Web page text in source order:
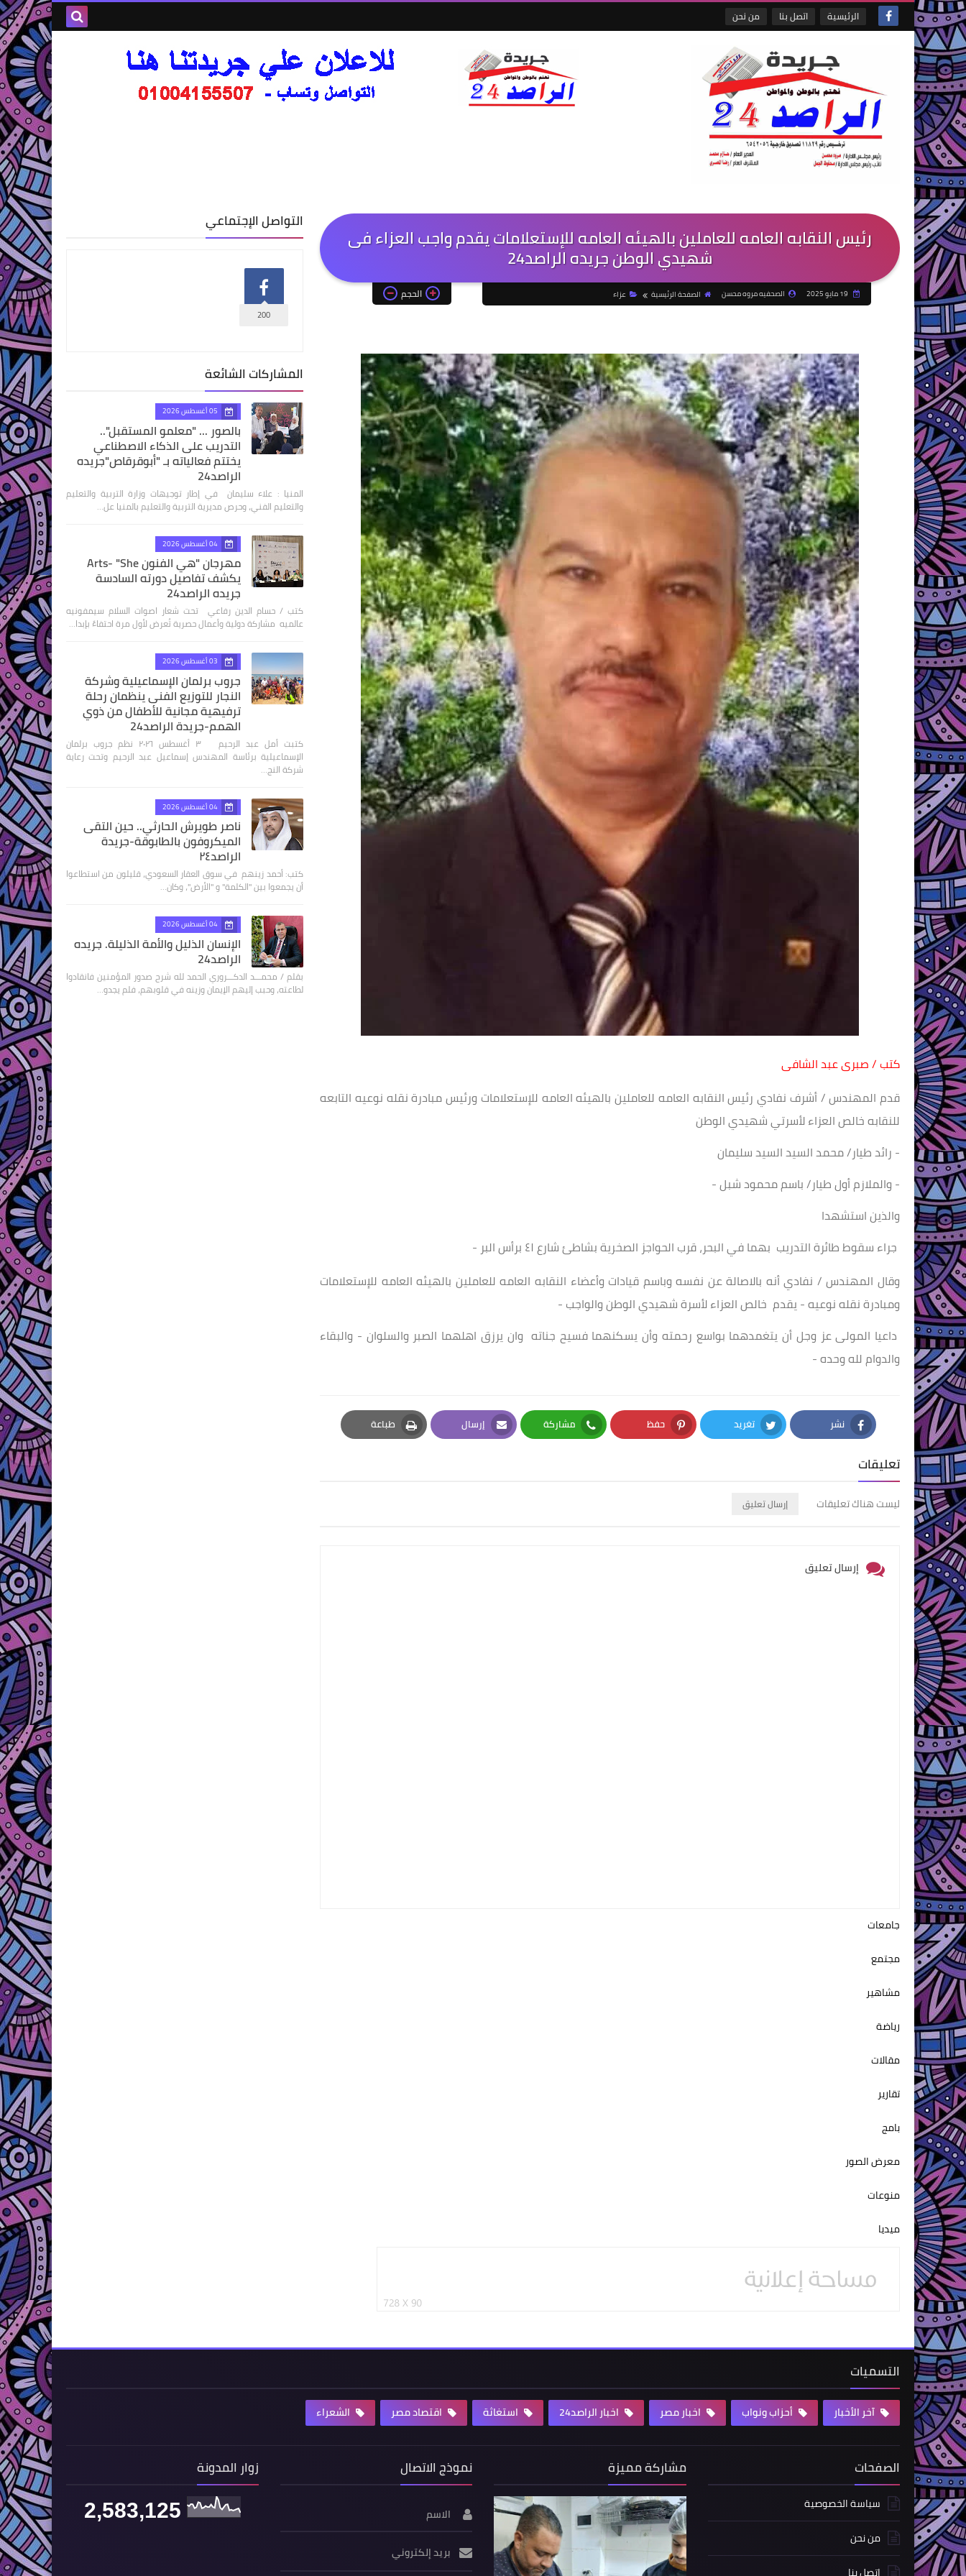
الرئيسية اتصل بنا من نحن
رئيس النقابه العامه للعاملين بالهيئه العامه للإستعلامات يقدم واجب العزاء فى
شهيدي الوطن جريده الراصد24
الصحفيه مروه محسن الصفحة الرئيسية عزاء الحجم
كتب / صبرى عبد الشافى
قدم المهندس / أشرف نفادي رئيس النقابه العامه للعاملين بالهيئه العامه للإستعلامات ورئيس مبادرة نقله نوعيه التابعه
للنقابه خالص العزاء لأسرتي شهيدي الوطن
- رائد طيار/ محمد السيد السيد سليمان
- والملازم أول طيار/ باسم محمود شبل -
والذين استشهدا
جراء سقوط طائرة التدريب بهما في البحر، قرب الحواجز الصخرية بشاطئ شارع ٤١ برأس البر -
وقال المهندس / نفادي أنه بالاصالة عن نفسه وباسم قيادات وأعضاء النقابه العامه للعاملين بالهيئه العامه للإستعلامات
ومبادرة نقله نوعيه - يقدم خالص العزاء لأسرة شهيدي الوطن والواجب -
داعيا المولى عز وجل أن يتغمدهما بواسع رحمته وأن يسكنهما فسيح جناته وان يرزق اهلهما الصبر والسلوان - والبقاء
والدوام لله وحده -
نشر
Facebook
تغريد
Twitter
حفظ
Pinterest
مشاركة
Whatsapp
إرسال
Email
طباعة
Print
تعليقات
ليست هناك تعليقات إرسال تعليق
إرسال تعليق
جامعات
مجتمع
مشاهير
رياضة
مقالات
تقارير
بامج
معرض الصور
منوعات
ميديا
التواصل الإجتماعي
200
المشاركات الشائعة
05 أغسطس 2026
بالصور ... "معلمو المستقبل"..
التدريب على الذكاء الاصطناعي
يختتم فعالياته بـ "أبوقرقاص"جريده
الراصد24
المنيا : علاء سليمان في إطار توجيهات وزارة التربية والتعليم
والتعليم الفني، وحرص مديرية التربية والتعليم بالمنيا عل…
04 أغسطس 2026
مهرجان "هي الفنون Arts- "She
يكشف تفاصيل دورته السادسة
جريده الراصد24
كتب / حسام الدين رفاعي تحت شعار اصوات السلام سيمفونيه
عالميه مشاركة دولية وأعمال حصرية تُعرض لأول مرة احتفاءً بإبدا…
03 أغسطس 2026
جروب برلمان الإسماعيلية وشركة
النجار للتوزيع الفنى ينظمان رحلة
ترفيهية مجانية للأطفال من ذوي
الهمم-جريدة الراصد24
كتبت أمل عبد الرحيم ٣ أغسطس ٢٠٢٦ نظم جروب برلمان
الإسماعيلية برئاسة المهندس إسماعيل عبد الرحيم وتحت رعاية
شركة النج…
04 أغسطس 2026
ناصر طويرش الحارثي.. حين التقى
الميكروفون بالطابوقة-جريدة
الراصد٢٤
كتب: أحمد زينهم في سوق العقار السعودي، قليلون من استطاعوا
أن يجمعوا بين "الكلمة" و "الأرض"، وكان…
04 أغسطس 2026
الإنسان الذليل والأمة الذليلة. جريده
الراصد24
بقلم / محمـــد الدكـــروري الحمد لله شرح صدور المؤمنين فانقادوا
لطاعته، وحبب إليهم الإيمان وزينه في قلوبهم، فلم يجدو…
التسميات
آخر الأخبار أحزاب ونواب اخبار مصر اخبار الراصد24 استغاثة اقتصاد مصر الشعراء
الصفحات
سياسة الخصوصية
من نحن
مشاركة مميزة نموذج الاتصال
الاسم
بريد إلكتروني
زوار المدونة
2,583,125